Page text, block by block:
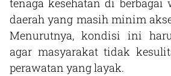
tenaga kesehatan di berbagai
daerah yang masih minim
Menurutnya, kondisi ini
agar masyarakat tidak
perawatan yang layak.